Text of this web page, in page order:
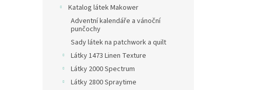
Katalog látek Makower
Adventní kalendáře a vánoční
punčochy
Sady látek na patchwork a quilt
Látky 1473 Linen Texture
Látky 2000 Spectrum
Látky 2800 Spraytime